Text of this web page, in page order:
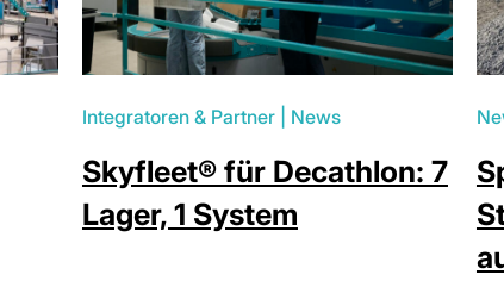
Integratoren & Partner| News
Skyfleet® für Decathlon: 7
Lager, 1 System